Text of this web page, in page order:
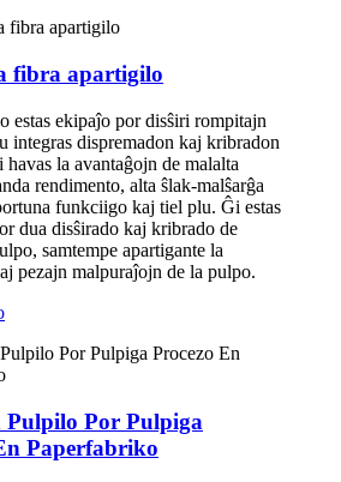
fibra apartigilo
estas ekipaĵo por disŝiri rompitajn
integras dispremadon kaj kribradon
la avantaĝojn de malalta
rendimento, alta ŝlak-malŝarĝa
funkciigo kaj tiel plu. Ĝi estas
dua disŝirado kaj kribrado de
samtempe apartigante la
pezajn malpuraĵojn de la pulpo.
Pulpilo Por Pulpiga
Paperfabriko